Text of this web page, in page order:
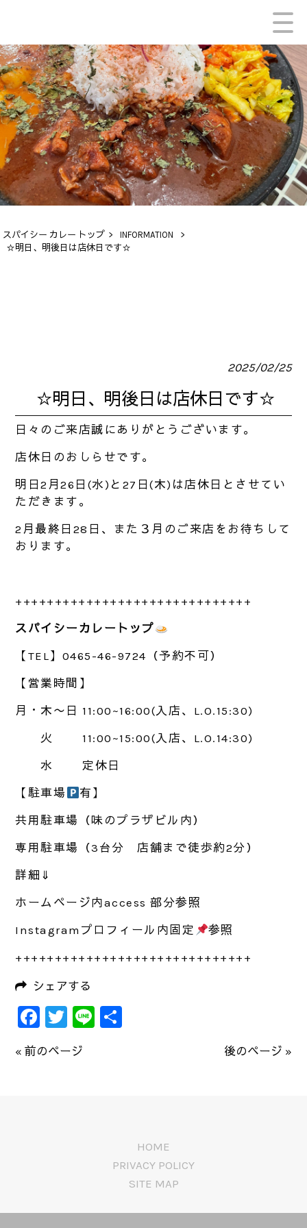
スパイシー カレー トップ > INFORMATION
>
☆明日、明後日は店休日です☆
2025/02/25
☆明日、明後日は店休日です☆
日々のご来店誠にありがとうございます。
店休日のおしらせです。
明日2月26日(水)と27日(木)は店休日とさせてい
ただきます。
2月最終日28日、また３月のご来店をお待ちして
おります。
++++++++++++++++++++++++++++++
スパイシーカレートップ
【 TEL 】 0465-46-9724 （予約不可）
【営業時間】
月・木〜日 11:00~16:00( 入店、 L.O.15:30)
火
11:00~15:00( 入店、 L.O.14:30)
水 定休日
【駐車場
有】
共用駐車場（味のプラザビル内）
専用駐車場（3台分 店舗まで徒歩約2分）
詳細⇓
ホームページ内access部分参照
Instagram プロフィール内固定
参照
++++++++++++++++++++++++++++++
シェアする
Facebook
Twitter
Line
« 前のページ 後のページ »
HOME
PRIVACY POLICY
SITE MAP